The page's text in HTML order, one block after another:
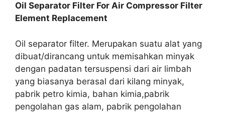
Oil Separator Filter For Air Compressor Filter
Element Replacement
Oil separator filter. Merupakan suatu alat yang
dibuat/dirancang untuk memisahkan minyak
dengan padatan tersuspensi dari air limbah
yang biasanya berasal dari kilang minyak,
pabrik petro kimia, bahan kimia,pabrik
pengolahan gas alam, pabrik pengolahan